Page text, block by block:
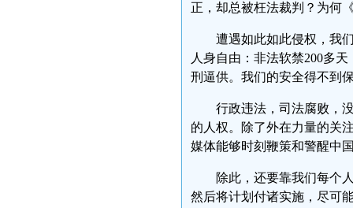
正，却总被枉法裁判？为何
遭遇如此如此侵权，我
人身自由：非法软禁200多
刑逼供。我们的安全得不到
行政违法，司法腐败，
的人权。除了外在力量的关
媒体能够时刻鞭策和警醒中
除此，还要靠我们每个
然后将计划付诸实施，尽可